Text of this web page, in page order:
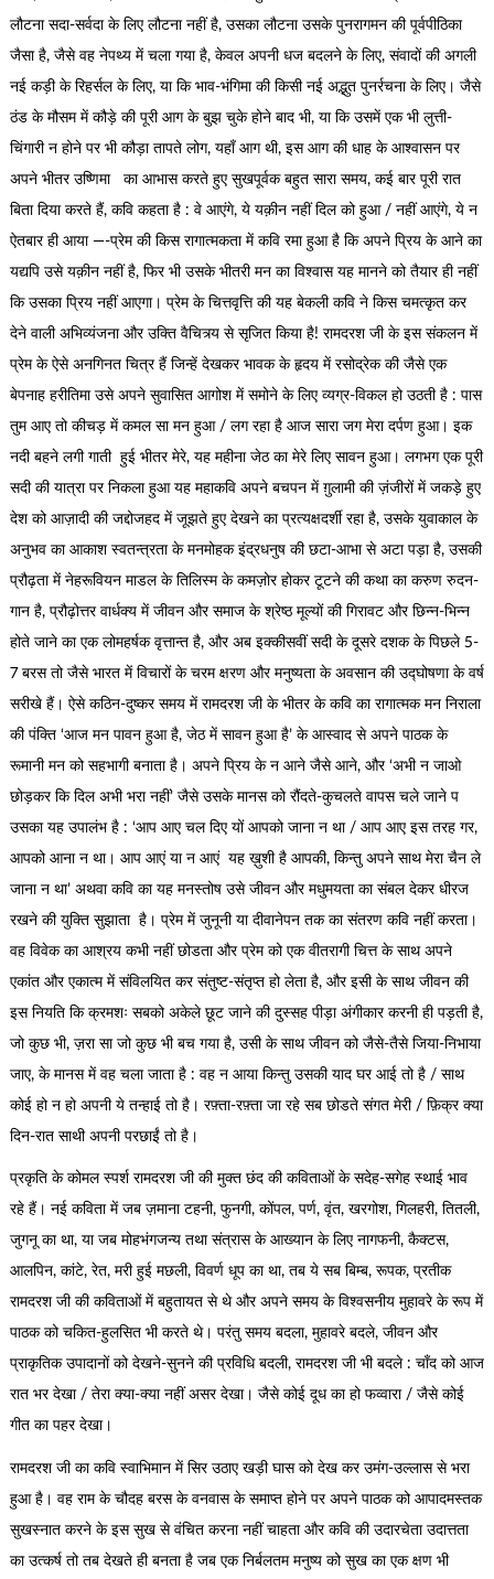
लौटना सदा-सर्वदा के लिए लौटना नहीं है, उसका लौटना उसके पुनरागमन की पूर्वपीठिका
जैसा है, जैसे वह नेपथ्य में चला गया है, केवल अपनी धज बदलने के लिए, संवादों की अगली
नई कड़ी के रिहर्सल के लिए, या कि भाव-भंगिमा की किसी नई अद्भुत पुनर्रचना के लिए। जैसे
ठंड के मौसम में कौड़े की पूरी आग के बुझ चुके होने बाद भी, या कि उसमें एक भी लुत्ती-
चिंगारी न होने पर भी कौड़ा तापते लोग, यहाँ आग थी, इस आग की धाह के आश्वासन पर
अपने भीतर उष्णिमा का आभास करते हुए सुखपूर्वक बहुत सारा समय, कई बार पूरी रात
बिता दिया करते हैं, कवि कहता है : वे आएंगे, ये यक़ीन नहीं दिल को हुआ / नहीं आएंगे, ये न
ऐतबार ही आया —-प्रेम की किस रागात्मकता में कवि रमा हुआ है कि अपने प्रिय के आने का
यद्यपि उसे यक़ीन नहीं है, फिर भी उसके भीतरी मन का विश्वास यह मानने को तैयार ही नहीं
कि उसका प्रिय नहीं आएगा। प्रेम के चित्तवृत्ति की यह बेकली कवि ने किस चमत्कृत कर
देने वाली अभिव्यंजना और उक्ति वैचित्र्य से सृजित किया है! रामदरश जी के इस संकलन में
प्रेम के ऐसे अनगिनत चित्र हैं जिन्हें देखकर भावक के हृदय में रसोद्रेक की जैसे एक
बेपनाह हरीतिमा उसे अपने सुवासित आगोश में समोने के लिए व्यग्र-विकल हो उठती है : पास
तुम आए तो कीचड़ में कमल सा मन हुआ / लग रहा है आज सारा जग मेरा दर्पण हुआ। इक
नदी बहने लगी गाती हुई भीतर मेरे, यह महीना जेठ का मेरे लिए सावन हुआ। लगभग एक पूरी
सदी की यात्रा पर निकला हुआ यह महाकवि अपने बचपन में ग़ुलामी की ज़ंजीरों में जकड़े हुए
देश को आज़ादी की जद्दोजहद में जूझते हुए देखने का प्रत्यक्षदर्शी रहा है, उसके युवाकाल के
अनुभव का आकाश स्वतन्त्रता के मनमोहक इंद्रधनुष की छटा-आभा से अटा पड़ा है, उसकी
प्रौढ़ता में नेहरूवियन माडल के तिलिस्म के कमज़ोर होकर टूटने की कथा का करुण रुदन-
गान है, प्रौढ़ोत्तर वार्धक्य में जीवन और समाज के श्रेष्ठ मूल्यों की गिरावट और छिन्न-भिन्न
होते जाने का एक लोमहर्षक वृत्तान्त है, और अब इक्कीसवीं सदी के दूसरे दशक के पिछले 5-
7 बरस तो जैसे भारत में विचारों के चरम क्षरण और मनुष्यता के अवसान की उद्घोषणा के वर्ष
सरीखे हैं। ऐसे कठिन-दुष्कर समय में रामदरश जी के भीतर के कवि का रागात्मक मन निराला
की पंक्ति ‘आज मन पावन हुआ है, जेठ में सावन हुआ है’ के आस्वाद से अपने पाठक के
रूमानी मन को सहभागी बनाता है। अपने प्रिय के न आने जैसे आने, और ‘अभी न जाओ
छोड़कर कि दिल अभी भरा नहीं’ जैसे उसके मानस को रौंदते-कुचलते वापस चले जाने प
उसका यह उपालंभ है : ‘आप आए चल दिए यों आपको जाना न था / आप आए इस तरह गर,
आपको आना न था। आप आएं या न आएं यह ख़ुशी है आपकी, किन्तु अपने साथ मेरा चैन ले
जाना न था’ अथवा कवि का यह मनस्तोष उसे जीवन और मधुमयता का संबल देकर धीरज
रखने की युक्ति सुझाता है। प्रेम में जुनूनी या दीवानेपन तक का संतरण कवि नहीं करता।
वह विवेक का आश्रय कभी नहीं छोडता और प्रेम को एक वीतरागी चित्त के साथ अपने
एकांत और एकात्म में संविलयित कर संतुष्ट-संतृप्त हो लेता है, और इसी के साथ जीवन की
इस नियति कि क्रमशः सबको अकेले छूट जाने की दुस्सह पीड़ा अंगीकार करनी ही पड़ती है,
जो कुछ भी, ज़रा सा जो कुछ भी बच गया है, उसी के साथ जीवन को जैसे-तैसे जिया-निभाया
जाए, के मानस में वह चला जाता है : वह न आया किन्तु उसकी याद घर आई तो है / साथ
कोई हो न हो अपनी ये तन्हाई तो है। रफ़्ता-रफ़्ता जा रहे सब छोडते संगत मेरी / फ़िक्र क्या
दिन-रात साथी अपनी परछाईं तो है।
प्रकृति के कोमल स्पर्श रामदरश जी की मुक्त छंद की कविताओं के सदेह-सगेह स्थाई भाव
रहे हैं। नई कविता में जब ज़माना टहनी, फुनगी, कोंपल, पर्ण, वृंत, खरगोश, गिलहरी, तितली,
जुगनू का था, या जब मोहभंगजन्य तथा संत्रास के आख्यान के लिए नागफनी, कैक्टस,
आलपिन, कांटे, रेत, मरी हुई मछली, विवर्ण धूप का था, तब ये सब बिम्ब, रूपक, प्रतीक
रामदरश जी की कविताओं में बहुतायत से थे और अपने समय के विश्वसनीय मुहावरे के रूप में
पाठक को चकित-हुलसित भी करते थे। परंतु समय बदला, मुहावरे बदले, जीवन और
प्राकृतिक उपादानों को देखने-सुनने की प्रविधि बदली, रामदरश जी भी बदले : चाँद को आज
रात भर देखा / तेरा क्या-क्या नहीं असर देखा। जैसे कोई दूध का हो फव्वारा / जैसे कोई
गीत का पहर देखा।
रामदरश जी का कवि स्वाभिमान में सिर उठाए खड़ी घास को देख कर उमंग-उल्लास से भरा
हुआ है। वह राम के चौदह बरस के वनवास के समाप्त होने पर अपने पाठक को आपादमस्तक
सुखस्नात करने के इस सुख से वंचित करना नहीं चाहता और कवि की उदारचेता उदात्तता
का उत्कर्ष तो तब देखते ही बनता है जब एक निर्बलतम मनुष्य को सुख का एक क्षण भी